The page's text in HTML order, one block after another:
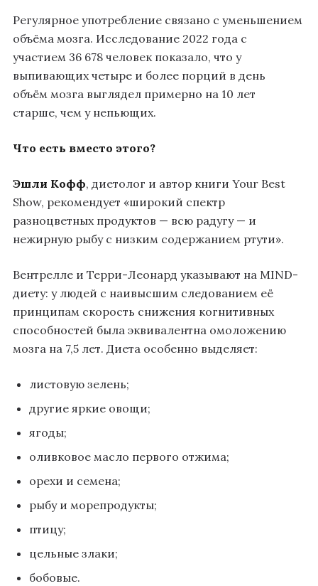
Регулярное употребление связано с уменьшением
объёма мозга. Исследование 2022 года с
участием 36 678 человек показало, что у
выпивающих четыре и более порций в день
объём мозга выглядел примерно на 10 лет
старше, чем у непьющих.
Что есть вместо этого?
Эшли Кофф, диетолог и автор книги Your Best
Show, рекомендует «широкий спектр
разноцветных продуктов — всю радугу — и
нежирную рыбу с низким содержанием ртути».
Вентрелле и Терри-Леонард указывают на MIND-
диету: у людей с наивысшим следованием её
принципам скорость снижения когнитивных
способностей была эквивалентна омоложению
мозга на 7,5 лет. Диета особенно выделяет:
листовую зелень;
другие яркие овощи;
ягоды;
оливковое масло первого отжима;
орехи и семена;
рыбу и морепродукты;
птицу;
цельные злаки;
бобовые.